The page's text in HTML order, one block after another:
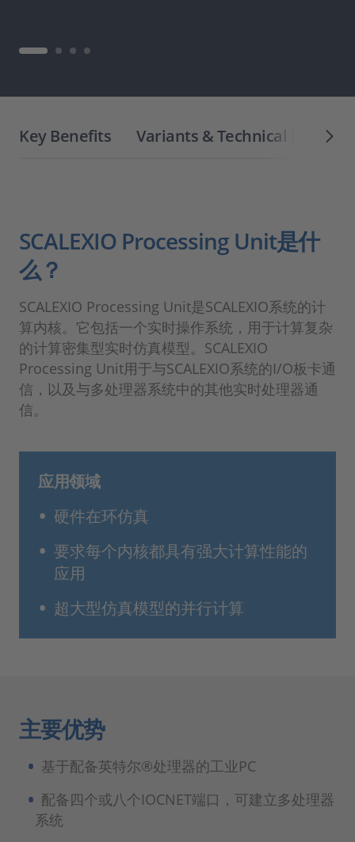
Key Benefits Variants & Technical Details
SCALEXIO Processing Unit是什
么？
SCALEXIO Processing Unit是SCALEXIO系统的计
算内核。它包括一个实时操作系统，用于计算复杂
的计算密集型实时仿真模型。SCALEXIO
Processing Unit用于与SCALEXIO系统的I/O板卡通
信，以及与多处理器系统中的其他实时处理器通
信。
应用领域
硬件在环仿真
要求每个内核都具有强大计算性能的
应用
超大型仿真模型的并行计算
主要优势
基于配备英特尔®处理器的工业PC
配备四个或八个IOCNET端口，可建立多处理器
系统